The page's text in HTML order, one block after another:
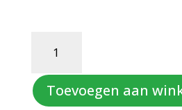
MACABRE
C.
SAINT-
Toevoegen aan